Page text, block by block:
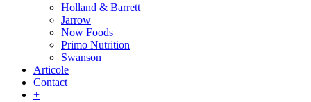
Holland & Barrett
Jarrow
Now Foods
Primo Nutrition
Swanson
Articole
Contact
+